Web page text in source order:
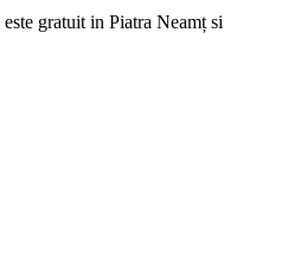
este gratuit in Piatra Neamț si